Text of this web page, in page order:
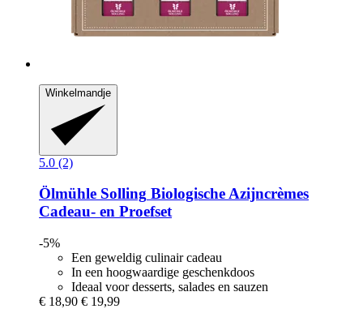
Winkelmandje
5.0 (2)
Ölmühle Solling Biologische Azijncrèmes
Cadeau-​ en Proefset
-5%
Een geweldig culinair cadeau
In een hoogwaardige geschenkdoos
Ideaal voor desserts, salades en sauzen
€ 18,90 € 19,99